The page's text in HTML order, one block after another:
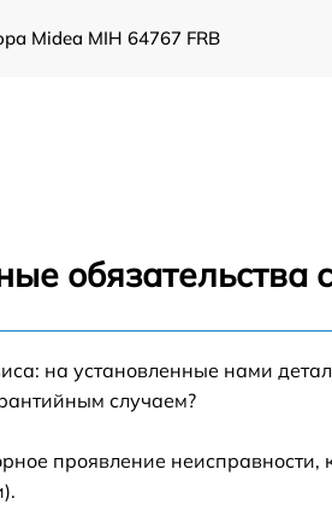
Midea MIH 64767 FRB
Midea MIH 64767 FRB
обязательства
на установленные нами
случаем?
проявление